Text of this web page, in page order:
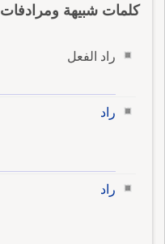
كلمات شبيهة ومرادفات
راد الفعل
راد
راد